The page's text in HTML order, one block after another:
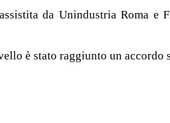
da Unindustria Roma
è stato raggiunto un accordo